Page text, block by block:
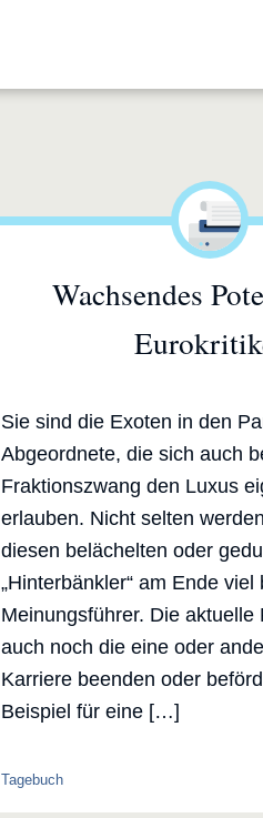
Wachsendes
Sie sind die Exoten in den
Abgeordnete, die sich auch
Fraktionszwang den Luxus
erlauben. Nicht selten
diesen belächelten oder
„Hinterbänkler“ am Ende viel
Meinungsführer. Die aktuelle
auch noch die eine oder
Karriere beenden oder
Beispiel für eine […]
Tagebuch